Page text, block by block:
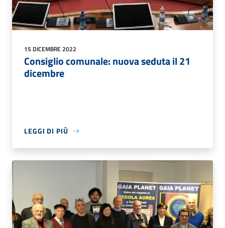
15 DICEMBRE 2022
Consiglio comunale: nuova seduta il 21
dicembre
LEGGI DI PIÙ